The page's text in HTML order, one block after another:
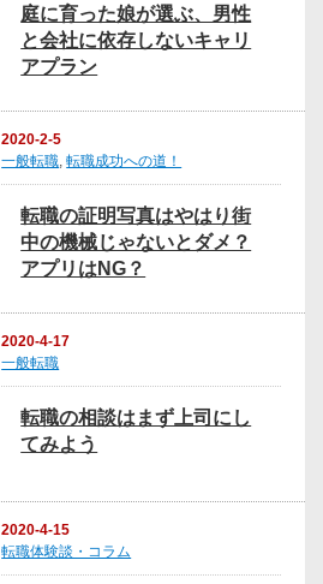
庭に育った娘が選ぶ、男性
と会社に依存しないキャリ
アプラン
2020-2-5
一般転職,転職成功への道！
転職の証明写真はやはり街
中の機械じゃないとダメ？
アプリはNG？
2020-4-17
一般転職
転職の相談はまず上司にし
てみよう
2020-4-15
転職体験談・コラム